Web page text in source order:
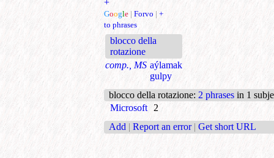
Google | Forvo | +
to phrases
blocco della
rotazione
comp., MS aýlamak
gulpy
blocco della rotazione: 2 phrases in 1
Microsoft 2
Add | Report an error | Get short URL